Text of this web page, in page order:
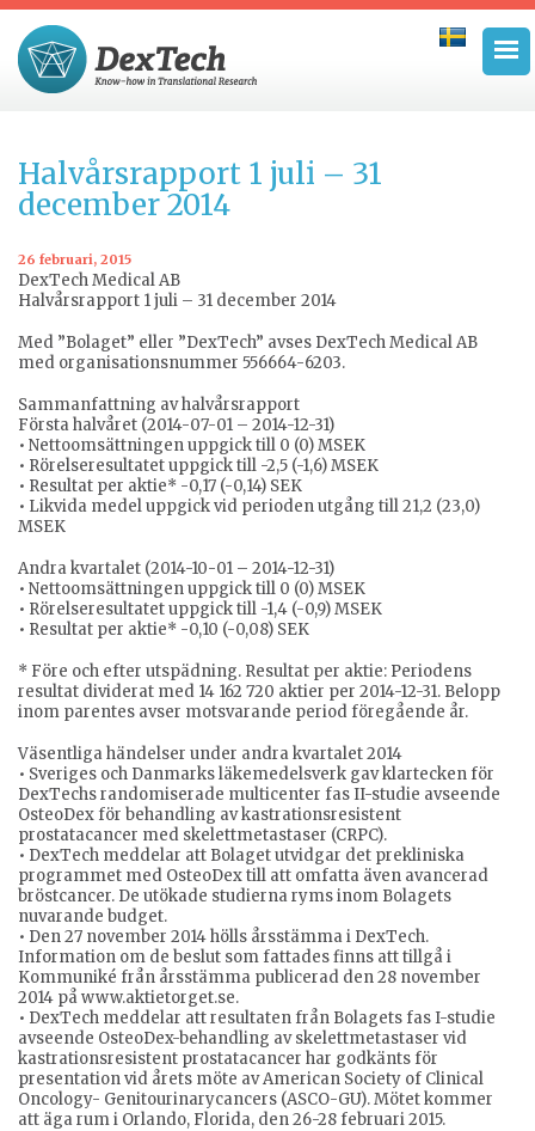
Halvårsrapport 1 juli – 31
december 2014
26 februari, 2015
DexTech Medical AB
Halvårsrapport 1 juli – 31 december 2014
Med ”Bolaget” eller ”DexTech” avses DexTech Medical AB
med organisationsnummer 556664-6203.
Sammanfattning av halvårsrapport
Första halvåret (2014-07-01 – 2014-12-31)
• Nettoomsättningen uppgick till 0 (0) MSEK
• Rörelseresultatet uppgick till -2,5 (-1,6) MSEK
• Resultat per aktie* -0,17 (-0,14) SEK
• Likvida medel uppgick vid perioden utgång till 21,2 (23,0)
MSEK
Andra kvartalet (2014-10-01 – 2014-12-31)
• Nettoomsättningen uppgick till 0 (0) MSEK
• Rörelseresultatet uppgick till -1,4 (-0,9) MSEK
• Resultat per aktie* -0,10 (-0,08) SEK
* Före och efter utspädning. Resultat per aktie: Periodens
resultat dividerat med 14 162 720 aktier per 2014-12-31. Belopp
inom parentes avser motsvarande period föregående år.
Väsentliga händelser under andra kvartalet 2014
• Sveriges och Danmarks läkemedelsverk gav klartecken för
DexTechs randomiserade multicenter fas II-studie avseende
OsteoDex för behandling av kastrationsresistent
prostatacancer med skelettmetastaser (CRPC).
• DexTech meddelar att Bolaget utvidgar det prekliniska
programmet med OsteoDex till att omfatta även avancerad
bröstcancer. De utökade studierna ryms inom Bolagets
nuvarande budget.
• Den 27 november 2014 hölls årsstämma i DexTech.
Information om de beslut som fattades finns att tillgå i
Kommuniké från årsstämma publicerad den 28 november
2014 på www.aktietorget.se.
• DexTech meddelar att resultaten från Bolagets fas I-studie
avseende OsteoDex-behandling av skelettmetastaser vid
kastrationsresistent prostatacancer har godkänts för
presentation vid årets möte av American Society of Clinical
Oncology- Genitourinarycancers (ASCO-GU). Mötet kommer
att äga rum i Orlando, Florida, den 26-28 februari 2015.